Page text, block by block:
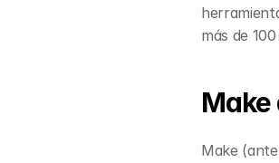
más de
Make
Make